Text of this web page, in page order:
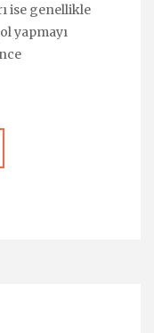
ise genellikle
yapmayı